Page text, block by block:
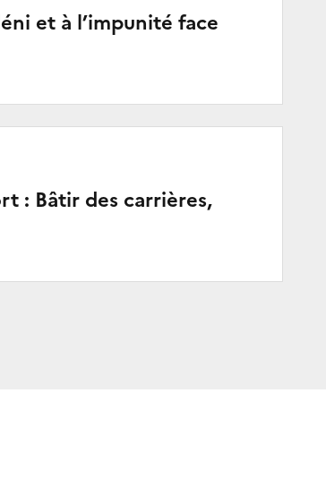
et à l’impunité face
: Bâtir des carrières,